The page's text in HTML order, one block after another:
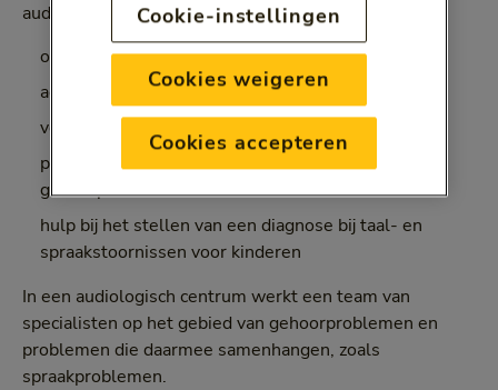
audiologische zorg:
onderzoek naar uw gehoor
advies over het kopen van een hoortoestel
voorlichting over het gebruik van uw hoortoestel
psychosociale zorg als u die nodig heeft door
gehoorproblemen
hulp bij het stellen van een diagnose bij taal- en
spraakstoornissen voor kinderen
In een audiologisch centrum werkt een team van
specialisten op het gebied van gehoorproblemen en
problemen die daarmee samenhangen, zoals
spraakproblemen.
Cookie-instellingen
Cookies weigeren
Cookies accepteren